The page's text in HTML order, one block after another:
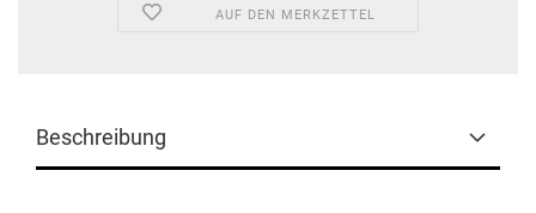
AUF DEN MERKZETTEL
Beschreibung